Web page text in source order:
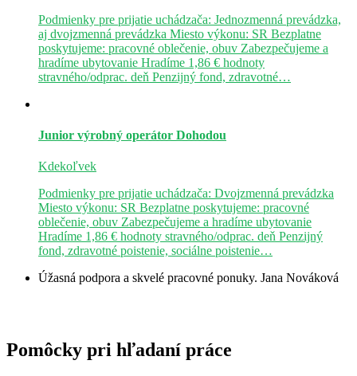
Podmienky pre prijatie uchádzača: Jednozmenná prevádzka,
aj dvojzmenná prevádzka Miesto výkonu: SR Bezplatne
poskytujeme: pracovné oblečenie, obuv Zabezpečujeme a
hradíme ubytovanie Hradíme 1,86 € hodnoty
stravného/odprac. deň Penzijný fond, zdravotné…
Junior výrobný operátor Dohodou
Kdekoľvek
Podmienky pre prijatie uchádzača: Dvojzmenná prevádzka
Miesto výkonu: SR Bezplatne poskytujeme: pracovné
oblečenie, obuv Zabezpečujeme a hradíme ubytovanie
Hradíme 1,86 € hodnoty stravného/odprac. deň Penzijný
fond, zdravotné poistenie, sociálne poistenie…
Úžasná podpora a skvelé pracovné ponuky. Jana Nováková
Pomôcky pri hľadaní práce